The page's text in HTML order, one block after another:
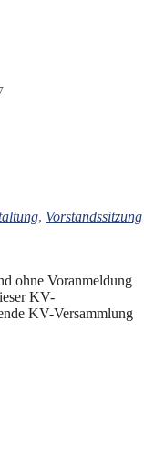
, Vorstandssitzung
ohne Voranmeldung
KV-
KV-Versammlung